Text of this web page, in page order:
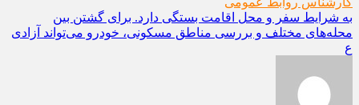
به شرایط سفر و محل اقامت بستگی دارد. برای گشتن بین
محله‌های مختلف و بررسی مناطق مسکونی، خودرو می‌تواند آزادی
ع